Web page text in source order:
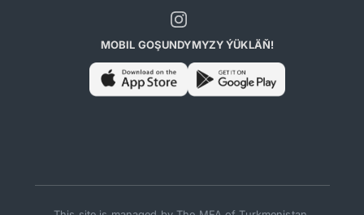
MOBIL GOŞUNDYMYZY ÝÜKLÄŇ!